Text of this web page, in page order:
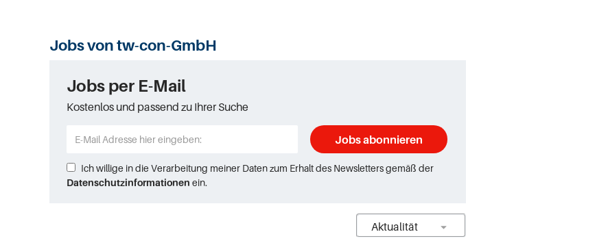
Jobs von tw-con-GmbH
Jobs per E-Mail
Kostenlos und passend zu Ihrer Suche
Jobs abonnieren
Ich willige in die Verarbeitung meiner Daten zum Erhalt des Newsletters gemäß der
Datenschutzinformationen ein.